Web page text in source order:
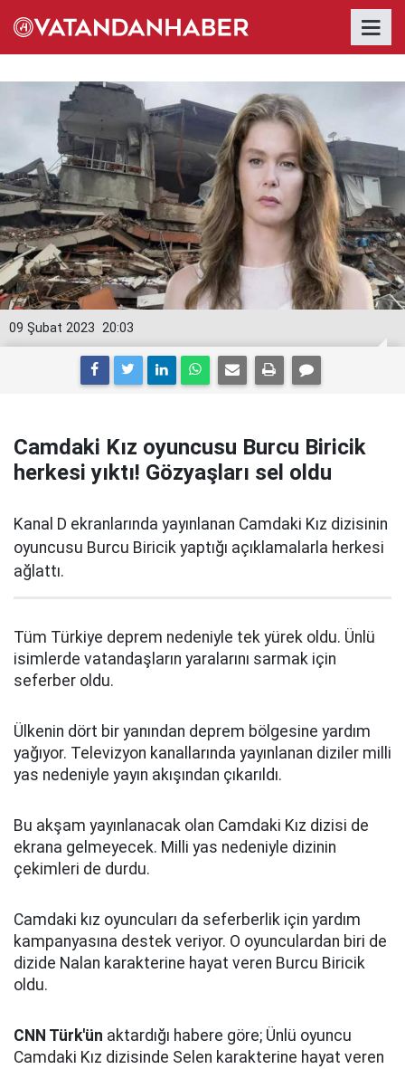
20:03
09 Şubat 2023
Camdaki Kız oyuncusu Burcu Biricik
herkesi yıktı! Gözyaşları sel oldu
Kanal D ekranlarında yayınlanan Camdaki Kız dizisinin
oyuncusu Burcu Biricik yaptığı açıklamalarla herkesi
ağlattı.
Tüm Türkiye deprem nedeniyle tek yürek oldu. Ünlü
isimlerde vatandaşların yaralarını sarmak için
seferber oldu.
Ülkenin dört bir yanından deprem bölgesine yardım
yağıyor. Televizyon kanallarında yayınlanan diziler milli
yas nedeniyle yayın akışından çıkarıldı.
Bu akşam yayınlanacak olan Camdaki Kız dizisi de
ekrana gelmeyecek. Milli yas nedeniyle dizinin
çekimleri de durdu.
Camdaki kız oyuncuları da seferberlik için yardım
kampanyasına destek veriyor. O oyunculardan biri de
dizide Nalan karakterine hayat veren Burcu Biricik
oldu.
CNN Türk'ün aktardığı habere göre; Ünlü oyuncu
Camdaki Kız dizisinde Selen karakterine hayat veren